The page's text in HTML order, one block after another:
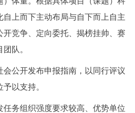
上而下主动布局与自下而上自主
开竞争、定向委托、揭榜挂帅、赛
队。
公开发布申报指南，以同行评议
以支持。
务组织强度要求较高、优势单位